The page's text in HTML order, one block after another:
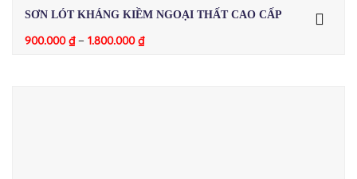
SƠN LÓT KHÁNG KIỀM NGOẠI THẤT CAO CẤP
900.000₫– 1.800.000₫